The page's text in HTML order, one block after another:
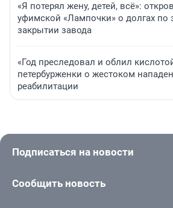
«Я потерял жену, детей, всё»:
уфимской «Лампочки» о долгах по
закрытии завода
«Год преследовал и облил
петербурженки о жестоком
реабилитации
Подписаться на новости
Сообщить новость